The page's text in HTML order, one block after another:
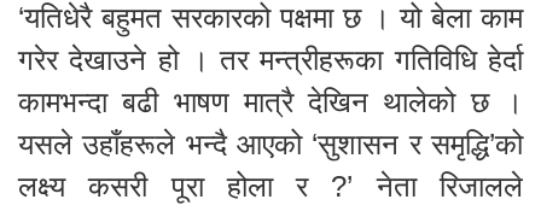
‘यतिधेरै बहुमत सरकारको पक्षमा छ । यो बेला काम
गरेर देखाउने हो । तर मन्त्रीहरूका गतिविधि हेर्दा
कामभन्दा बढी भाषण मात्रै देखिन थालेको छ ।
यसले उहाँहरूले भन्दै आएको ‘सुशासन र समृद्धि’को
लक्ष्य कसरी पूरा होला र ?’ नेता रिजालले